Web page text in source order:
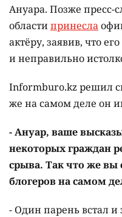
Ануара. Позже пресс-
областипринесла
актёру, заявив, что
и неправильно
Informburo.kz решил
же на самом деле он
- Ануар, ваше
некоторых граждан
срыва. Так что же вы
блогеров на самом
- Один парень встал и